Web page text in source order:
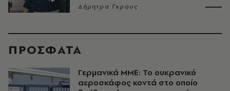
Δήμητρα Γκρους
ΠΡΟΣΦΑΤΑ
Γερμανικά ΜΜΕ: Το ουκρανικό
αεροσκάφος κοντά στο οποίο